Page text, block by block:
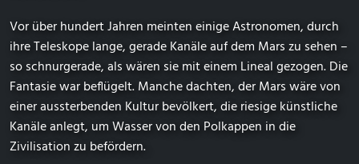
Vor über hundert Jahren meinten einige Astronomen, durch
ihre Teleskope lange, gerade Kanäle auf dem Mars zu sehen –
so schnurgerade, als wären sie mit einem Lineal gezogen. Die
Fantasie war beflügelt. Manche dachten, der Mars wäre von
einer aussterbenden Kultur bevölkert, die riesige künstliche
Kanäle anlegt, um Wasser von den Polkappen in die
Zivilisation zu befördern.